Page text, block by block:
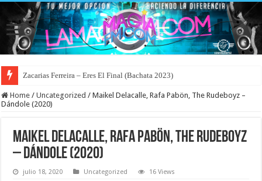
Zacarias Ferreira – Eres El Final (Bachata 2023)
Home / Uncategorized / Maikel Delacalle, Rafa Pabön, The Rudeboyz –
Dándole (2020)
Maikel Delacalle, Rafa Pabön, The Rudeboyz
– Dándole (2020)
julio 18, 2020 Uncategorized 16 Views